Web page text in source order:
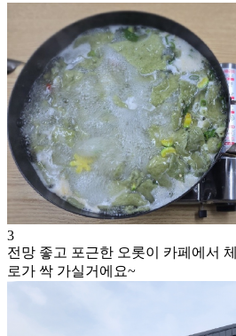
3
전망 좋고 포근한 오롯이 카페에서
로가 싹 가실거에요~